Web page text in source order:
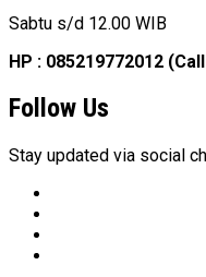
Sabtu s/d 12.00 WIB
HP : 085219772012
Follow Us
Stay updated via social